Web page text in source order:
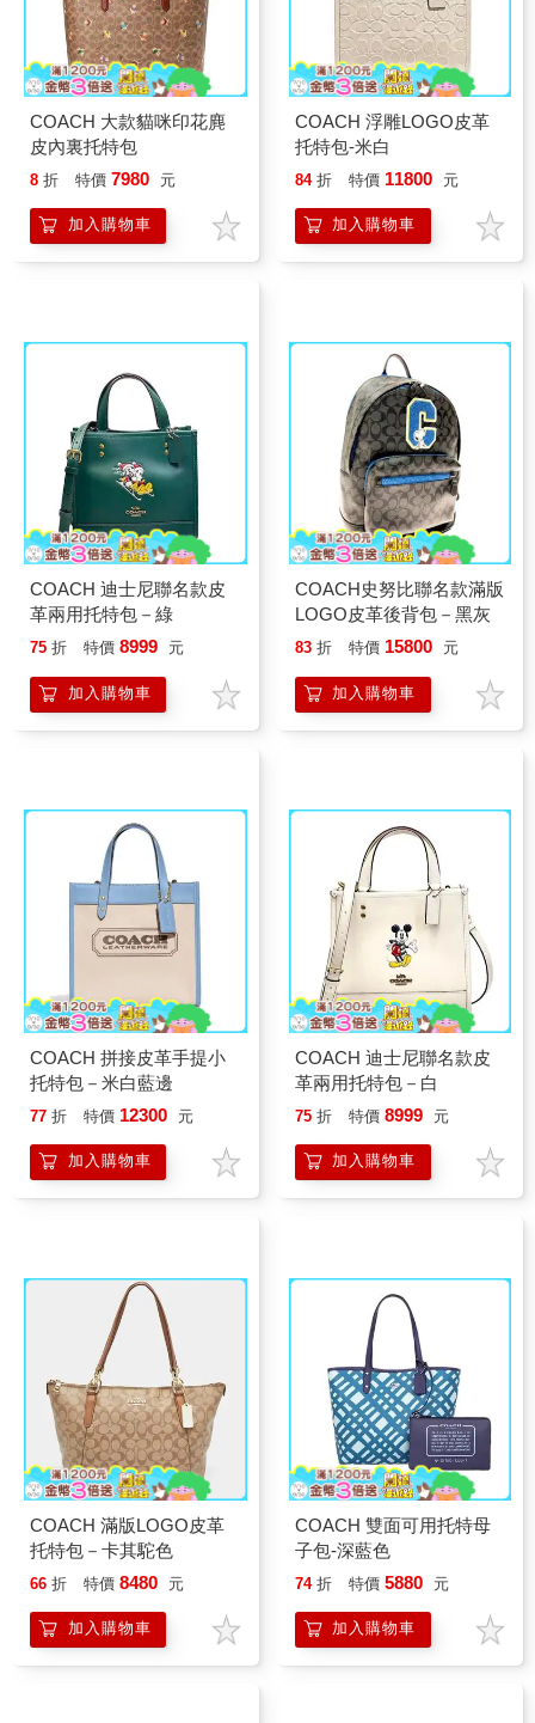
COACH 大款貓咪印花麂
皮內裏托特包
8 折 特價 7980 元
加入購物車
COACH 浮雕LOGO皮革
托特包-米白
84 折 特價 11800 元
加入購物車
COACH 迪士尼聯名款皮
革兩用托特包－綠
75 折 特價 8999 元
加入購物車
COACH史努比聯名款滿版
LOGO皮革後背包－黑灰
83 折 特價 15800 元
加入購物車
COACH 拼接皮革手提小
托特包－米白藍邊
77 折 特價 12300 元
加入購物車
COACH 迪士尼聯名款皮
革兩用托特包－白
75 折 特價 8999 元
加入購物車
COACH 滿版LOGO皮革
托特包－卡其駝色
66 折 特價 8480 元
加入購物車
COACH 雙面可用托特母
子包-深藍色
74 折 特價 5880 元
加入購物車